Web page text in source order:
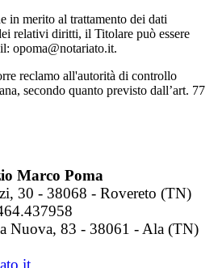
in merito al trattamento dei dati
relativi diritti, il Titolare può essere
opoma@notariato.it.
reclamo all'autorità di controllo
secondo quanto previsto dall’art. 77
Marco Poma
30 - 38068 - Rovereto (TN)
Nuova, 83 - 38061 - Ala (TN)